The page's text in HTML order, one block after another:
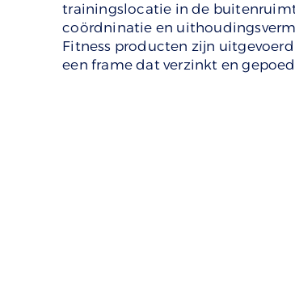
trainingslocatie in de
coördninatie en
Fitness producten zijn
een frame dat verzinkt en